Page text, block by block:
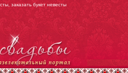
заказать букет невесты